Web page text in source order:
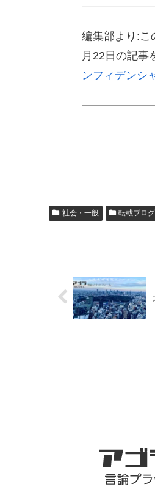
編集部より:こ
月22日の記事
ンフィデンシ
社会・一般 転載ブログ